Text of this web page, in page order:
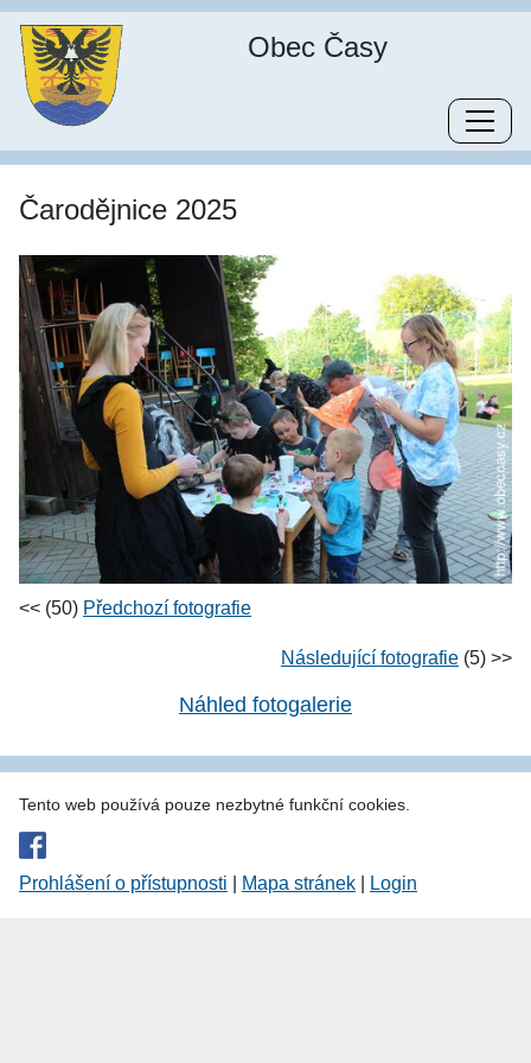
Obec Časy
Čarodějnice 2025
<< (50) Předchozí fotografie
Následující fotografie (5) >>
Náhled fotogalerie
Tento web používá pouze nezbytné funkční cookies.
Prohlášení o přístupnosti Mapa stránek Login